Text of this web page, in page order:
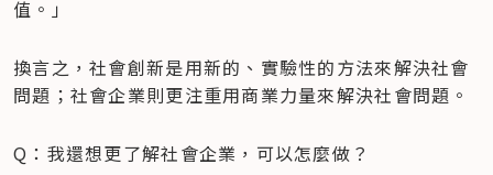
值。」
換言之，社會創新是用新的、實驗性的方法來解決社會
問題；社會企業則更注重用商業力量來解決社會問題。
Q：我還想更了解社會企業，可以怎麼做？